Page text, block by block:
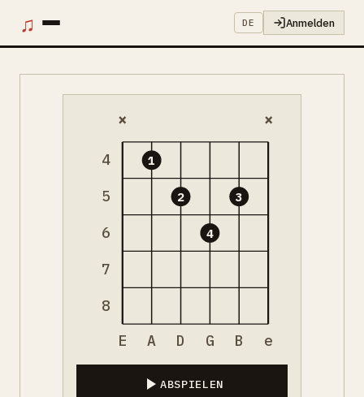
♫ DE Anmelden
4
5
6
7
8
× ×
1
2
4
3
E A D G B e
ABSPIELEN